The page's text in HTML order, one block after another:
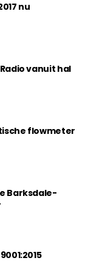
nu
vanuit hal
flowmeter
Barksdale-